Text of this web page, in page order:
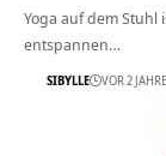
Yoga auf dem Stuhl
entspannen…
SIBYLLE VOR 2